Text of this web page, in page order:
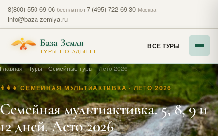
8(800) 550-69-06 бесплатно+7 (495) 722-69-30 Москва
info@baza-zemlya.ru
База Земля
ТУРЫ ПО АДЫГЕЕ
ВСЕ ТУРЫ
Главная—Туры—Семейные туры—Лето 2026
👨‍👩‍👧 СЕМЕЙНАЯ МУЛЬТИАКТИВКА · ЛЕТО 2026
Семейная мультиактивка. 5, 8, 9 и
12 дней. Лето 2026